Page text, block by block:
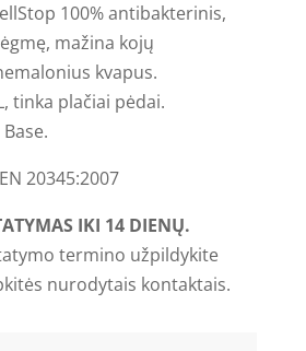
100% antibakterinis,
mažina kojų
kvapus.
tinka plačiai pėdai.
EN 20345:2007
IKI 14 DIENŲ.
termino užpildykite
nurodytais kontaktais.